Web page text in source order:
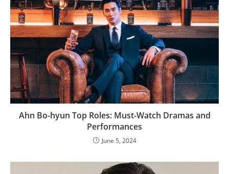
Ahn Bo-hyun Top Roles: Must-Watch Dramas and
Performances
June 5, 2024